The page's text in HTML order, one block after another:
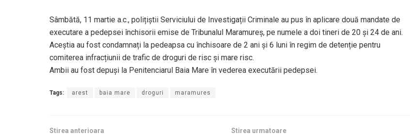
Sâmbătă, 11 martie a.c., polițiștii Serviciului de Investigații Criminale au pus în aplicare două mandate de
executare a pedepsei închisorii emise de Tribunalul Maramureș, pe numele a doi tineri de 20 și 24 de ani.
Aceștia au fost condamnați la pedeapsa cu închisoare de 2 ani și 6 luni în regim de detenție pentru
comiterea infracțiunii de trafic de droguri de risc și mare risc.
Ambii au fost depuși la Penitenciarul Baia Mare în vederea executării pedepsei.
Tags: arest baia mare droguri maramures
Stirea anterioara Stirea urmatoare